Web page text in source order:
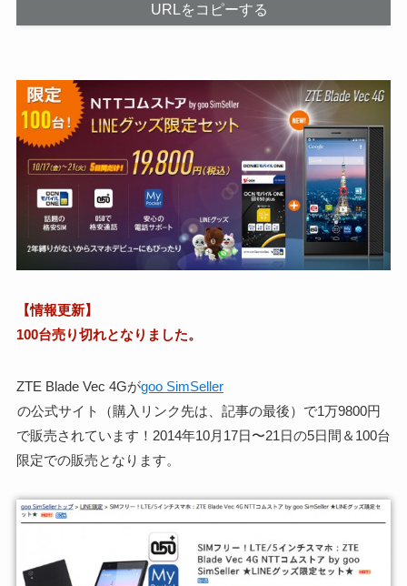
URLをコピーする
【情報更新】
100台売り切れとなりました。
ZTE Blade Vec 4Gがgoo SimSeller
の公式サイト（購入リンク先は、記事の最後）で1万9800円
で販売されています！2014年10月17日〜21日の5日間＆100台
限定での販売となります。